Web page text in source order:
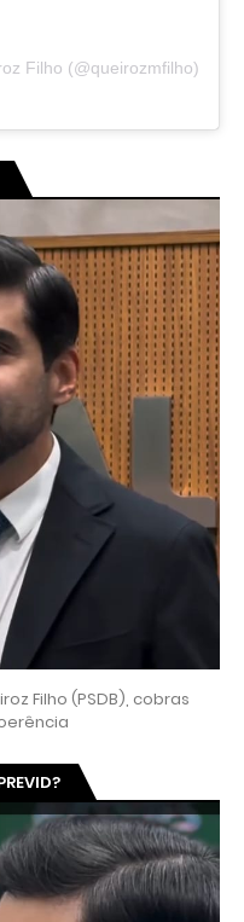
Filho (@queirozmfilho)
Filho (PSDB), cobras